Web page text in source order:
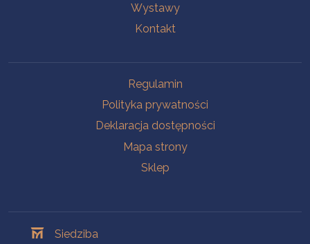
Wystawy
Kontakt
Regulamin
Polityka prywatności
Deklaracja dostępności
Mapa strony
Sklep
Siedziba